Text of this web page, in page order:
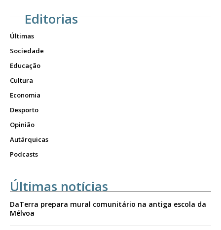
Editorias
Últimas
Sociedade
Educação
Cultura
Economia
Desporto
Opinião
Autárquicas
Podcasts
Últimas notícias
DaTerra prepara mural comunitário na antiga escola da
Mélvoa